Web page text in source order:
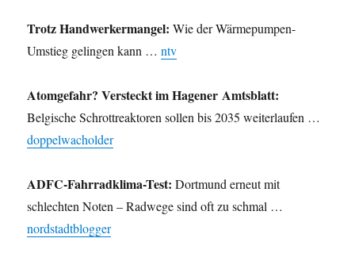
Trotz Handwerkermangel: Wie der Wärmepumpen-
Umstieg gelingen kann …ntv
Atomgefahr? Versteckt im Hagener Amtsblatt:
Belgische Schrottreaktoren sollen bis 2035 weiterlaufen …
doppelwacholder
ADFC-Fahrradklima-Test: Dortmund erneut mit
schlechten Noten – Radwege sind oft zu schmal …
nordstadtblogger